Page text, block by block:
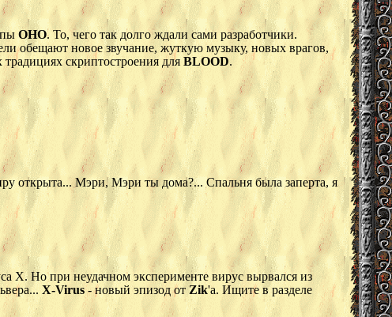
ОНО. То, чего так долго ждали сами разработчики.
обещают новое звучание, жуткую музыку, новых врагов,
скриптостроения для BLOOD.
открыта... Мэри, Мэри ты дома?... Спальня была заперта, я
X. Но при неудачном эксперименте вирус вырвался из
X-Virus- новый эпизод от Zik'а. Ищите в разделе